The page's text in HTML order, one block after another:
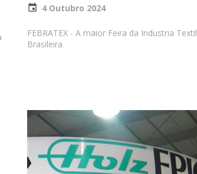
4 Outubro 2024
FEBRATEX - A maior Feira da Industria Textil
Brasileira